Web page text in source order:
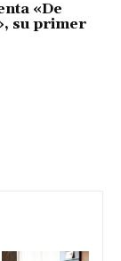
«De
su primer